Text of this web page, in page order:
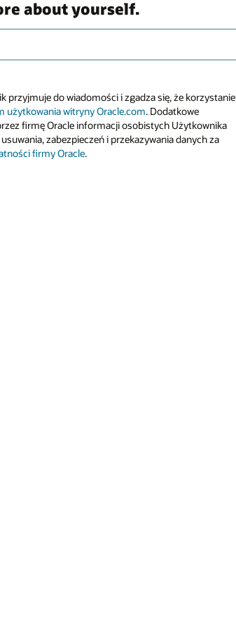
about yourself.
przyjmuje do wiadomości i zgadza się, że korzystanie
użytkowania witryny Oracle.com. Dodatkowe
firmę Oracle informacji osobistych Użytkownika
zabezpieczeń i przekazywania danych za
firmy Oracle.